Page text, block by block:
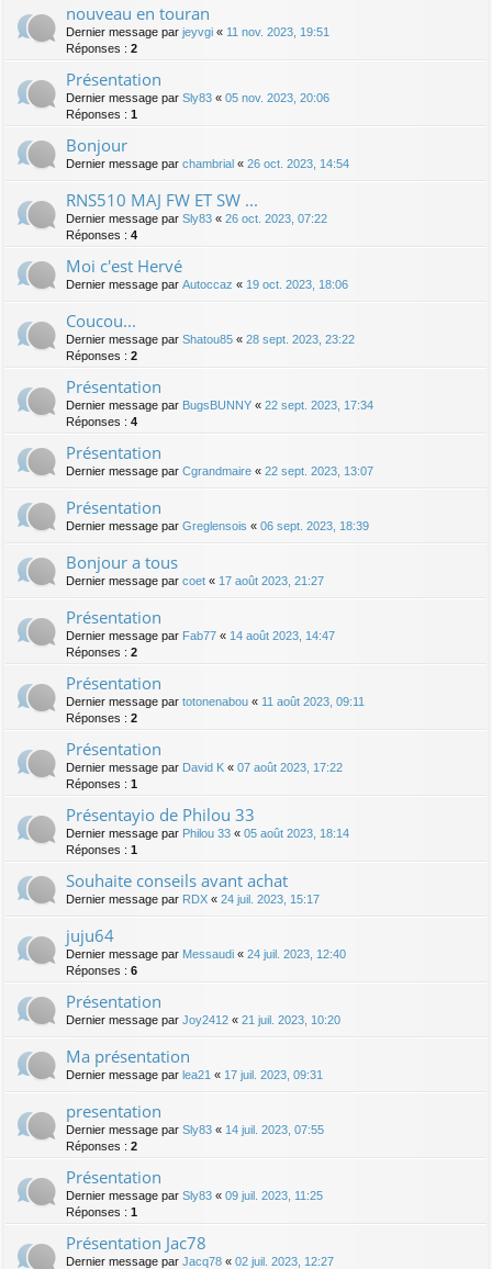
nouveau en touran
Dernier message par jeyvgi « 11 nov. 2023, 19:51
Réponses : 2
Présentation
Dernier message par Sly83 « 05 nov. 2023, 20:06
Réponses : 1
Bonjour
Dernier message par chambrial « 26 oct. 2023, 14:54
RNS510 MAJ FW ET SW ...
Dernier message par Sly83 « 26 oct. 2023, 07:22
Réponses : 4
Moi c'est Hervé
Dernier message par Autoccaz « 19 oct. 2023, 18:06
Coucou...
Dernier message par Shatou85 « 28 sept. 2023, 23:22
Réponses : 2
Présentation
Dernier message par BugsBUNNY « 22 sept. 2023, 17:34
Réponses : 4
Présentation
Dernier message par Cgrandmaire « 22 sept. 2023, 13:07
Présentation
Dernier message par Greglensois « 06 sept. 2023, 18:39
Bonjour a tous
Dernier message par coet « 17 août 2023, 21:27
Présentation
Dernier message par Fab77 « 14 août 2023, 14:47
Réponses : 2
Présentation
Dernier message par totonenabou « 11 août 2023, 09:11
Réponses : 2
Présentation
Dernier message par David K « 07 août 2023, 17:22
Réponses : 1
Présentayio de Philou 33
Dernier message par Philou 33 « 05 août 2023, 18:14
Réponses : 1
Souhaite conseils avant achat
Dernier message par RDX « 24 juil. 2023, 15:17
juju64
Dernier message par Messaudi « 24 juil. 2023, 12:40
Réponses : 6
Présentation
Dernier message par Joy2412 « 21 juil. 2023, 10:20
Ma présentation
Dernier message par lea21 « 17 juil. 2023, 09:31
presentation
Dernier message par Sly83 « 14 juil. 2023, 07:55
Réponses : 2
Présentation
Dernier message par Sly83 « 09 juil. 2023, 11:25
Réponses : 1
Présentation Jac78
Dernier message par Jacq78 « 02 juil. 2023, 12:27